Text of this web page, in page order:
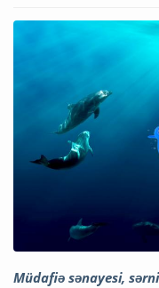
Müdafiə sənayesi,